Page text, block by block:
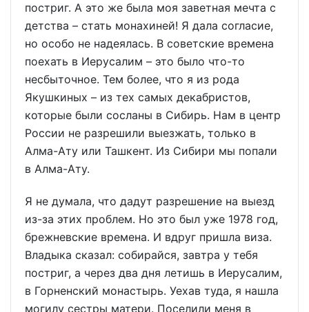
постриг. А это же была моя заветная мечта с
детства – стать монахиней! Я дала согласие,
но особо не надеялась. В советские времена
поехать в Иерусалим – это было что-то
несбыточное. Тем более, что я из рода
Якушкиных – из тех самых декабристов,
которые были сосланы в Сибирь. Нам в центр
России не разрешили выезжать, только в
Алма-Ату или Ташкент. Из Сибири мы попали
в Алма-Ату.
Я не думала, что дадут разрешение на выезд
из-за этих проблем. Но это был уже 1978 год,
брежневские времена. И вдруг пришла виза.
Владыка сказал: собирайся, завтра у тебя
постриг, а через два дня летишь в Иерусалим,
в Горненский монастырь. Уехав туда, я нашла
могилу сестры матери. Поселили меня в